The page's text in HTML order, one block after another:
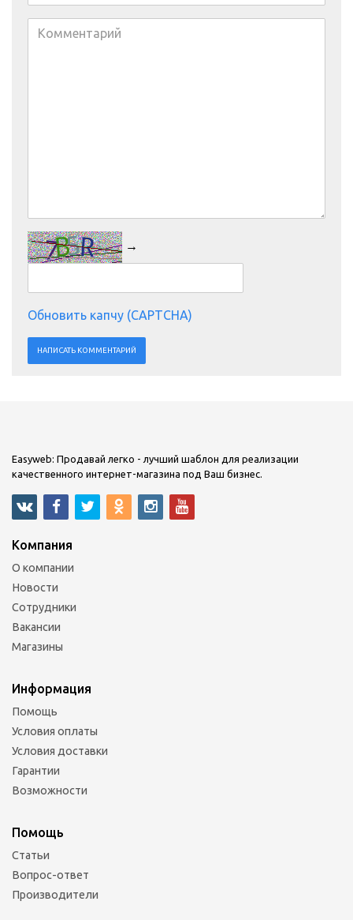
→
Обновить капчу (CAPTCHA)
Easyweb: Продавай легко - лучший шаблон для реализации
качественного интернет-магазина под Ваш бизнес.
Компания
О компании
Новости
Сотрудники
Вакансии
Магазины
Информация
Помощь
Условия оплаты
Условия доставки
Гарантии
Возможности
Помощь
Статьи
Вопрос-ответ
Производители